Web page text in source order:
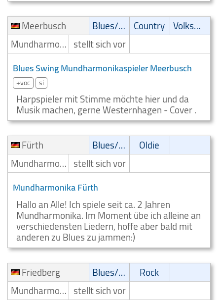
Meerbusch
Blues/Swing Country
Volksmusik
Mundharmonikaspieler stellt sich vor
Blues Swing Mundharmonikaspieler Meerbusch
+voc si
Harpspieler mit Stimme möchte hier und da
Musik machen, gerne Westernhagen - Cover .
Fürth
Blues/Swing
Oldie
Mundharmonikaspieler stellt sich vor
Mundharmonika Fürth
Hallo an Alle! Ich spiele seit ca. 2 Jahren
Mundharmonika. Im Moment übe ich alleine an
verschiedensten Liedern, hoffe aber bald mit
anderen zu Blues zu jammen:)
Friedberg
Blues/Swing
Rock
Mundharmonikaspieler stellt sich vor